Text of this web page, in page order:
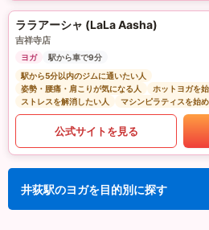
ララアーシャ (LaLa Aasha)
吉祥寺店
ヨガ
駅から車で9分
駅から5分以内のジムに通いたい人
姿勢・腰痛・肩こりが気になる人
ホットヨガを
ストレスを解消したい人
マシンピラティスを始
公式サイトを見る
井荻駅のヨガを目的別に探す